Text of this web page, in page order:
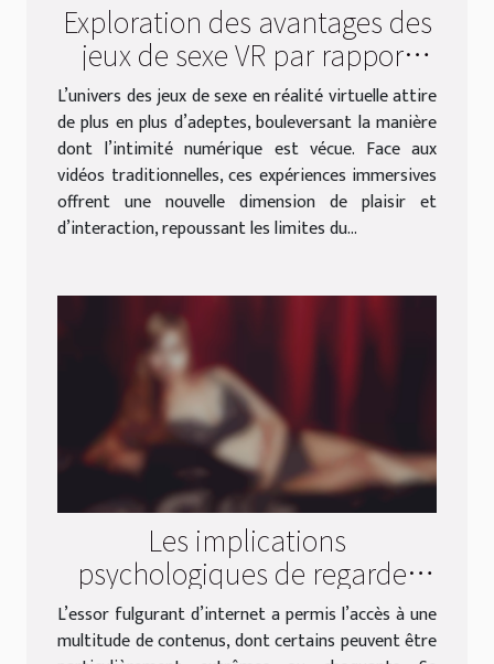
Exploration des avantages des
jeux de sexe VR par rapport
aux vidéos traditionnelles
L’univers des jeux de sexe en réalité virtuelle attire
de plus en plus d’adeptes, bouleversant la manière
dont l’intimité numérique est vécue. Face aux
vidéos traditionnelles, ces expériences immersives
offrent une nouvelle dimension de plaisir et
d’interaction, repoussant les limites du...
Les implications
psychologiques de regarder
des vidéos extrêmes sur
internet
L’essor fulgurant d’internet a permis l’accès à une
multitude de contenus, dont certains peuvent être